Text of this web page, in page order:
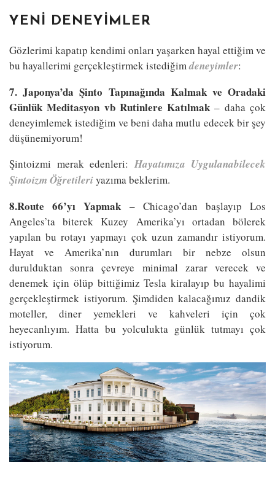
YENİ DENEYİMLER
Gözlerimi kapatıp kendimi onları yaşarken hayal ettiğim ve
bu hayallerimi gerçekleştirmek istediğimdeneyimler:
7. Japonya’da Şinto Tapınağında Kalmak ve Oradaki
Günlük Meditasyon vb Rutinlere Katılmak – daha çok
deneyimlemek istediğim ve beni daha mutlu edecek bir şey
düşünemiyorum!
Şintoizmi merak edenleri: Hayatımıza Uygulanabilecek
Şintoizm Öğretileriyazıma beklerim.
8.Route 66’yı Yapmak – Chicago’dan başlayıp Los
Angeles’ta biterek Kuzey Amerika’yı ortadan bölerek
yapılan bu rotayı yapmayı çok uzun zamandır istiyorum.
Hayat ve Amerika’nın durumları bir nebze olsun
durulduktan sonra çevreye minimal zarar verecek ve
denemek için ölüp bittiğimiz Tesla kiralayıp bu hayalimi
gerçekleştirmek istiyorum. Şimdiden kalacağımız dandik
moteller, diner yemekleri ve kahveleri için çok
heyecanlıyım. Hatta bu yolculukta günlük tutmayı çok
istiyorum.